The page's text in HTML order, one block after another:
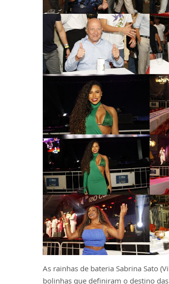
As rainhas de bateria Sabrina Sato
bolinhas que definiram o destino das